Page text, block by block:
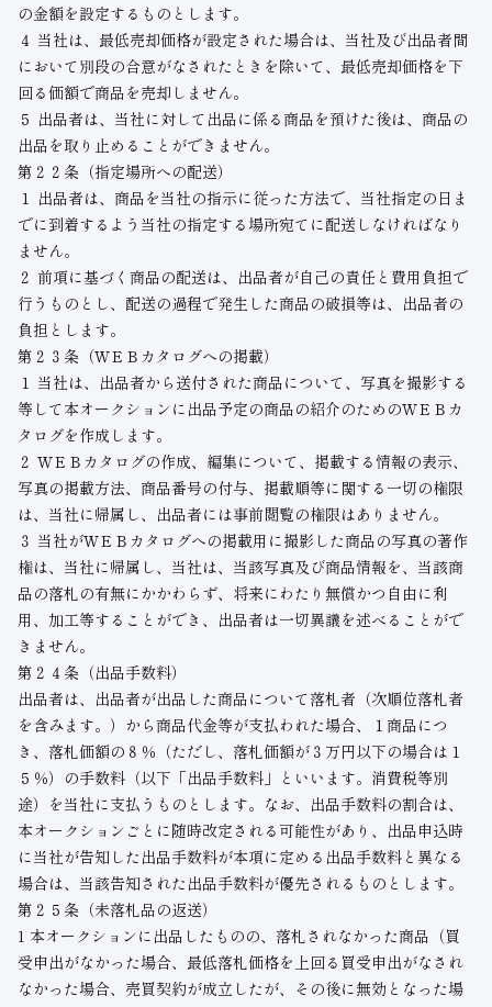
の金額を設定するものとします。
４ 当社は、最低売却価格が設定された場合は、当社及び出品者間
において別段の合意がなされたときを除いて、最低売却価格を下
回る価額で商品を売却しません。
５ 出品者は、当社に対して出品に係る商品を預けた後は、商品の
出品を取り止めることができません。
第２２条（指定場所への配送）
１ 出品者は、商品を当社の指示に従った方法で、当社指定の日ま
でに到着するよう当社の指定する場所宛てに配送しなければなり
ません。
２ 前項に基づく商品の配送は、出品者が自己の責任と費用負担で
行うものとし、配送の過程で発生した商品の破損等は、出品者の
負担とします。
第２３条（ＷＥＢカタログへの掲載）
１ 当社は、出品者から送付された商品について、写真を撮影する
等して本オークションに出品予定の商品の紹介のためのＷＥＢカ
タログを作成します。
２ ＷＥＢカタログの作成、編集について、掲載する情報の表示、
写真の掲載方法、商品番号の付与、掲載順等に関する一切の権限
は、当社に帰属し、出品者には事前閲覧の権限はありません。
３ 当社がＷＥＢカタログへの掲載用に撮影した商品の写真の著作
権は、当社に帰属し、当社は、当該写真及び商品情報を、当該商
品の落札の有無にかかわらず、将来にわたり無償かつ自由に利
用、加工等することができ、出品者は一切異議を述べることがで
きません。
第２４条（出品手数料）
出品者は、出品者が出品した商品について落札者（次順位落札者
を含みます。）から商品代金等が支払われた場合、１商品につ
き、落札価額の８％（ただし、落札価額が３万円以下の場合は１
５％）の手数料（以下「出品手数料」といいます。消費税等別
途）を当社に支払うものとします。なお、出品手数料の割合は、
本オークションごとに随時改定される可能性があり、出品申込時
に当社が告知した出品手数料が本項に定める出品手数料と異なる
場合は、当該告知された出品手数料が優先されるものとします。
第２５条（未落札品の返送）
1 本オークションに出品したものの、落札されなかった商品（買
受申出がなかった場合、最低落札価格を上回る買受申出がなされ
なかった場合、売買契約が成立したが、その後に無効となった場